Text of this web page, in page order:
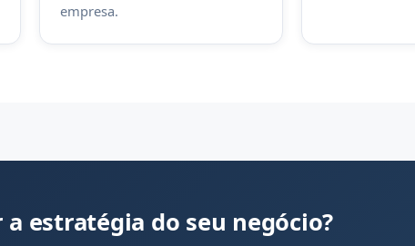
empresa.
estratégia do seu negócio?